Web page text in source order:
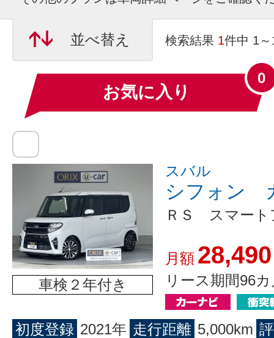
並べ替え 検索結果 1件中 1
お気に入り
0
車検２年付き
スバル
シフォン
ＲＳ スマート
月額 28,490
リース期間96
初度登録 2021年 走行距離 5,000km